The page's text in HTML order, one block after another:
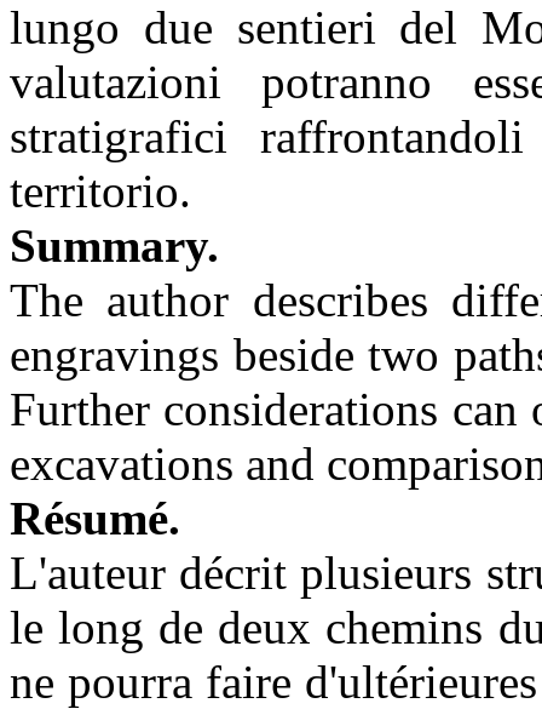
lungo due sentieri del
valutazioni potranno
stratigrafici
territorio.
Summary.
The author describes
engravings beside two
Further considerations
excavations and
Résumé.
L'auteur décrit plusieurs
le long de deux chemins
ne pourra faire